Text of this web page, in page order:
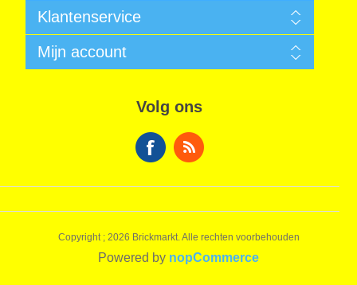
Algemene voorwaarden
Sitemap
Betalen
Garantie
Verzendkosten
Algemene voorwaarden
Klantenservice
Nieuws
Mijn account
Volg ons
Copyright ; 2026 Brickmarkt. Alle rechten voorbehouden
Powered by nopCommerce